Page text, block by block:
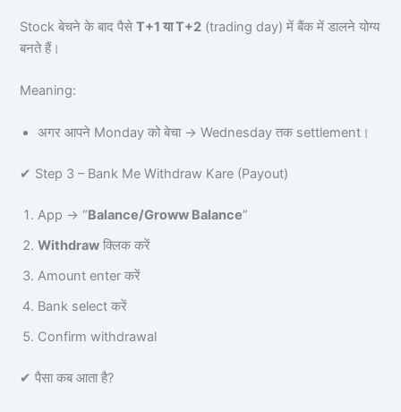
Stock बेचने के बाद पैसेT+1 या T+2 (trading day) में बैंक में डालने योग्य
बनते हैं।
Meaning:
अगर आपने Monday को बेचा → Wednesday तक settlement।
✔ Step 3 – Bank Me Withdraw Kare (Payout)
App → “Balance/Groww Balance”
Withdraw क्लिक करें
Amount enter करें
Bank select करें
Confirm withdrawal
✔ पैसा कब आता है?